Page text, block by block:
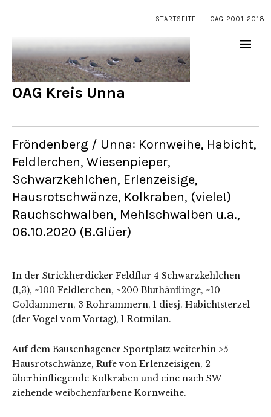
STARTSEITE OAG 2001-2018
OAG Kreis Unna
Fröndenberg / Unna: Kornweihe, Habicht,
Feldlerchen, Wiesenpieper,
Schwarzkehlchen, Erlenzeisige,
Hausrotschwänze, Kolkraben, (viele!)
Rauchschwalben, Mehlschwalben u.a.,
06.10.2020 (B.Glüer)
In der Strickherdicker Feldflur 4 Schwarzkehlchen
(1,3), ~100 Feldlerchen, ~200 Bluthänflinge, ~10
Goldammern, 3 Rohrammern, 1 diesj. Habichtsterzel
(der Vogel vom Vortag), 1 Rotmilan.
Auf dem Bausenhagener Sportplatz weiterhin >5
Hausrotschwänze, Rufe von Erlenzeisigen, 2
überhinfliegende Kolkraben und eine nach SW
ziehende weibchenfarbene Kornweihe.